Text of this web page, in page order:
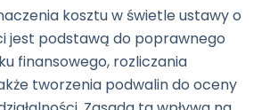
kosztu w świetle ustawy o
jest podstawą do poprawnego
finansowego, rozliczania
tworzenia podwalin do oceny